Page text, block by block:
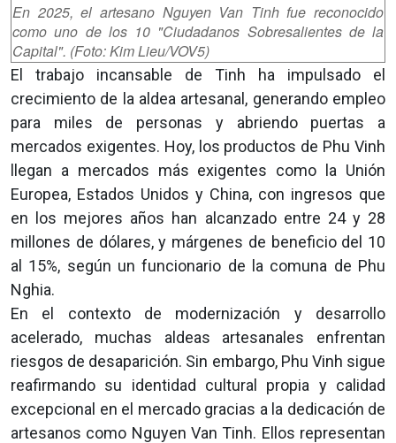
En 2025, el artesano Nguyen Van Tinh fue reconocido
como uno de los 10 "Ciudadanos Sobresalientes de la
Capital". (Foto: Kim Lieu/VOV5)
El trabajo incansable de Tinh ha impulsado el
crecimiento de la aldea artesanal, generando empleo
para miles de personas y abriendo puertas a
mercados exigentes. Hoy, los productos de Phu Vinh
llegan a mercados más exigentes como la Unión
Europea, Estados Unidos y China, con ingresos que
en los mejores años han alcanzado entre 24 y 28
millones de dólares, y márgenes de beneficio del 10
al 15%, según un funcionario de la comuna de Phu
Nghia.
En el contexto de modernización y desarrollo
acelerado, muchas aldeas artesanales enfrentan
riesgos de desaparición. Sin embargo, Phu Vinh sigue
reafirmando su identidad cultural propia y calidad
excepcional en el mercado gracias a la dedicación de
artesanos como Nguyen Van Tinh. Ellos representan